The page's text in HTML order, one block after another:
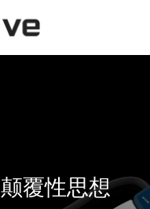
颠覆性思想